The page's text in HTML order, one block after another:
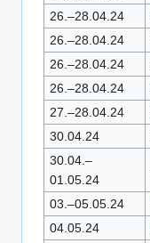
26.–28.04.24
26.–28.04.24
26.–28.04.24
26.–28.04.24
27.–28.04.24
30.04.24
30.04.–
01.05.24
03.–05.05.24
04.05.24